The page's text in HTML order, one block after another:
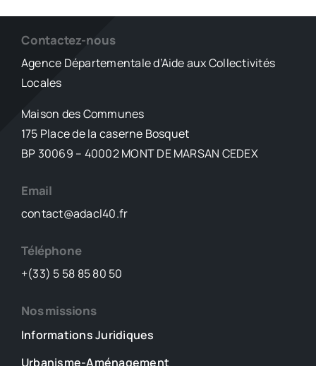
Contactez-nous
Agence Départementale d’Aide aux Collectivités
Locales
Maison des Communes
175 Place de la caserne Bosquet
BP 30069 – 40002 MONT DE MARSAN CEDEX
Email
contact@adacl40.fr
Téléphone
+(33) 5 58 85 80 50
Nos missions
Informations Juridiques
Urbanisme-Aménagement